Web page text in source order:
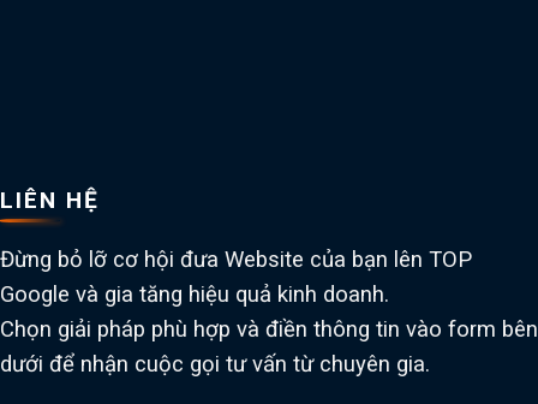
LIÊN HỆ
Đừng bỏ lỡ cơ hội đưa Website của bạn lên TOP
Google và gia tăng hiệu quả kinh doanh.
Chọn giải pháp phù hợp và điền thông tin vào form bên
dưới để nhận cuộc gọi tư vấn từ chuyên gia.